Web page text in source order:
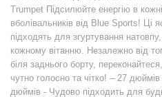
Trumpet Підсилюйте енергію в
вболівальників від Blue Sports! Ці
підходять для згуртування
кожному вітанню. Незалежно від
біля заднього борту,
чутно голосно та чітко! – 27
дюймів - Чудово підходить для